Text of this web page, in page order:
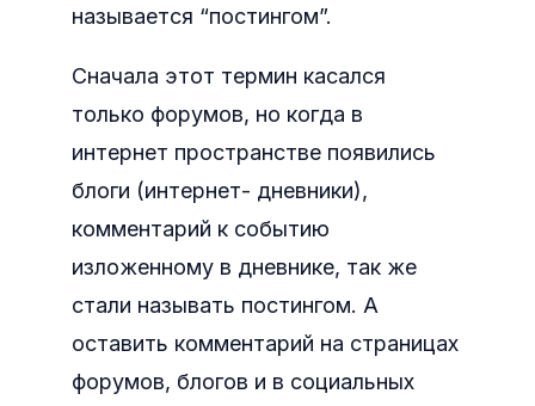
называется “постингом”.
Сначала этот термин касался
только форумов, но когда в
интернет пространстве появились
блоги (интернет- дневники),
комментарий к событию
изложенному в дневнике, так же
стали называть постингом. А
оставить комментарий на страницах
форумов, блогов и в социальных